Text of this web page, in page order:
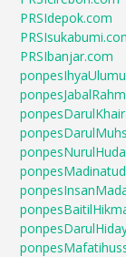
PRSIdepok.com
PRSIbanjar.com